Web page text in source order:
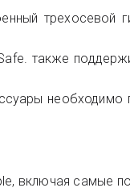
трехосевой
также
включая самые